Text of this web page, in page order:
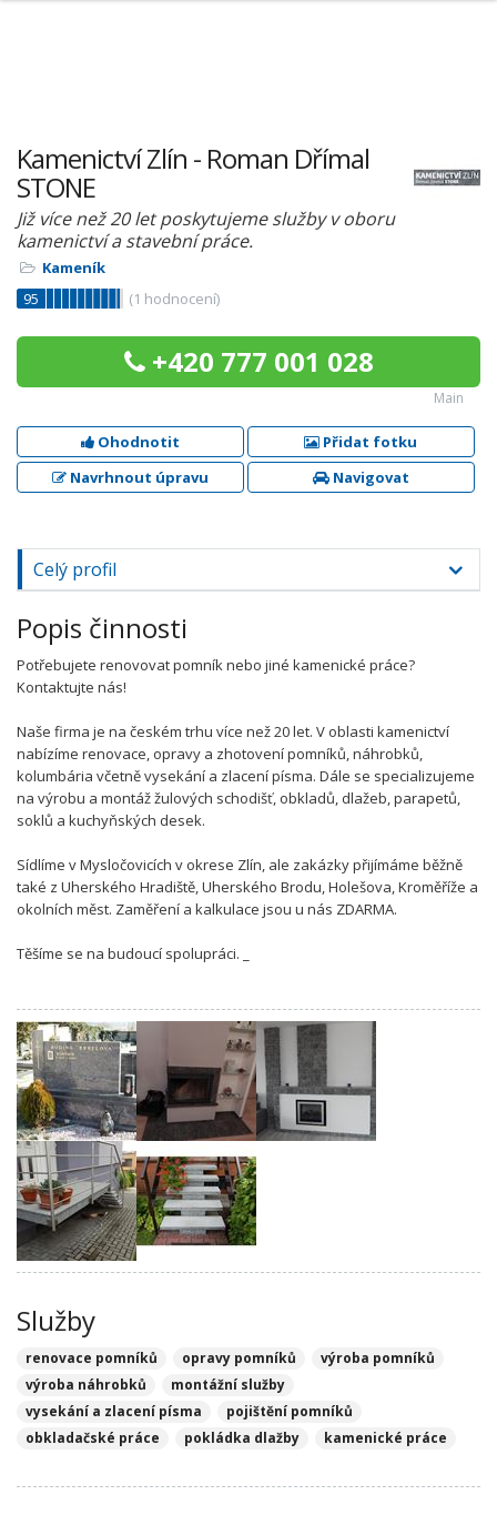
Kamenictví Zlín - Roman Dřímal
STONE
Již více než 20 let poskytujeme služby v oboru
kamenictví a stavební práce.
Kameník
95
(1 hodnocení)
+420 777 001 028
Main
Ohodnotit
Přidat fotku
Navrhnout úpravu
Navigovat
Celý profil
Popis činnosti
Potřebujete renovovat pomník nebo jiné kamenické práce?
Kontaktujte nás!
Naše firma je na českém trhu více než 20 let. V oblasti kamenictví
nabízíme renovace, opravy a zhotovení pomníků, náhrobků,
kolumbária včetně vysekání a zlacení písma. Dále se specializujeme
na výrobu a montáž žulových schodišť, obkladů, dlažeb, parapetů,
soklů a kuchyňských desek.
Sídlíme v Mysločovicích v okrese Zlín, ale zakázky přijímáme běžně
také z Uherského Hradiště, Uherského Brodu, Holešova, Kroměříže a
okolních měst. Zaměření a kalkulace jsou u nás ZDARMA.
Těšíme se na budoucí spolupráci. _
Služby
renovace pomníků opravy pomníků
výroba pomníků
výroba náhrobků
montážní služby
vysekání a zlacení písma
pojištění pomníků
obkladačské práce
pokládka dlažby kamenické práce